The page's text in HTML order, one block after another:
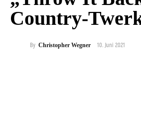
Country-
By Christopher Wegner 10. Juni 2021